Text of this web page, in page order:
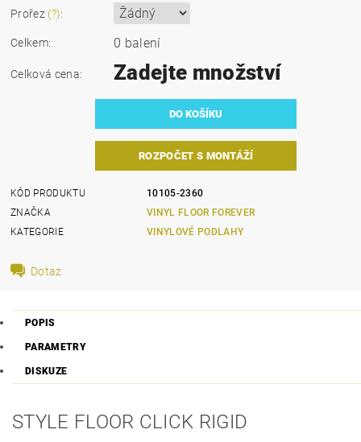
Prořez (?):
Celkem: 0 balení
Celková cena: Zadejte množství
ROZPOČET S MONTÁŽÍ
KÓD PRODUKTU
10105-2360
ZNAČKA
VINYL FLOOR FOREVER
KATEGORIE
VINYLOVÉ PODLAHY
Dotaz
POPIS
PARAMETRY
DISKUZE
STYLE FLOOR CLICK RIGID